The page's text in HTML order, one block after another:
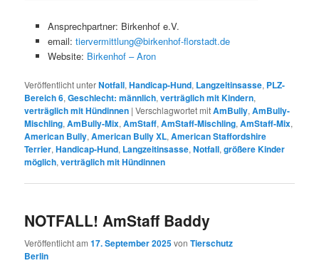
Ansprechpartner: Birkenhof e.V.
email: tiervermittlung@birkenhof-florstadt.de
Website: Birkenhof – Aron
Veröffentlicht unterNotfall,Handicap-Hund, Langzeitinsasse, PLZ-
Bereich 6,Geschlecht: männlich,verträglich mit Kindern,
verträglich mit Hündinnen |Verschlagwortet mitAmBully,AmBully-
Mischling,AmBully-Mix,AmStaff,AmStaff-Mischling,AmStaff-Mix,
American Bully,American Bully XL,American Staffordshire
Terrier,Handicap-Hund, Langzeitinsasse,Notfall,größere Kinder
möglich,verträglich mit Hündinnen
NOTFALL! AmStaff Baddy
Veröffentlicht am17. September 2025vonTierschutz
Berlin